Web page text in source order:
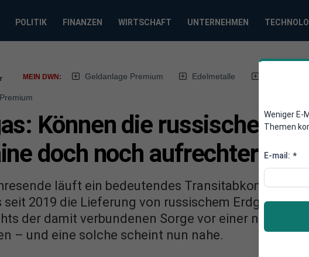
POLITIK FINANZEN WIRTSCHAFT UNTERNEHMEN
MEIN DWN: Geldanlage Premium Edelmetalle
Können die russischen
doch noch
läuft ein bedeutendes Transitabkommen
seit 2019 die Lieferung von russischem Erdgas
der damit verbundenen Sorge vor einer
– und eine solche scheint nun nahe.
Weniger E-
Themen
E-mail: *